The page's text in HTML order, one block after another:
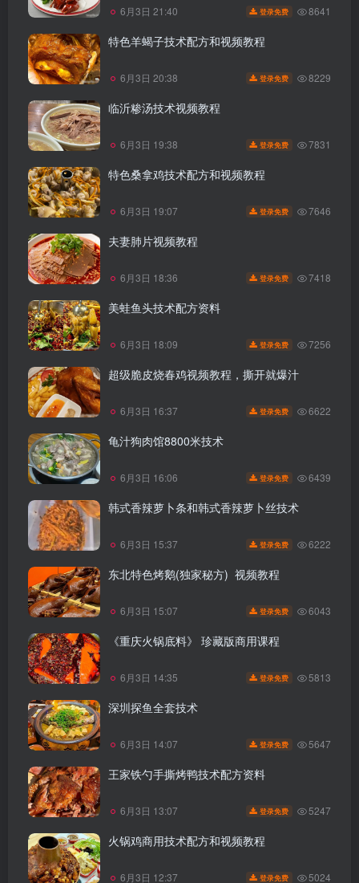
6月3日 21:40 登录免费 8641
特色羊蝎子技术配方和视频教程
6月3日 20:38 登录免费 8229
临沂糁汤技术视频教程
6月3日 19:38 登录免费 7831
特色桑拿鸡技术配方和视频教程
6月3日 19:07 登录免费 7646
夫妻肺片视频教程
6月3日 18:36 登录免费 7418
美蛙鱼头技术配方资料
6月3日 18:09 登录免费 7256
超级脆皮烧春鸡视频教程，撕开就爆汁
6月3日 16:37 登录免费 6622
龟汁狗肉馆8800米技术
6月3日 16:06 登录免费 6439
韩式香辣萝卜条和韩式香辣萝卜丝技术
6月3日 15:37 登录免费 6222
东北特色烤鹅(独家秘方) 视频教程
6月3日 15:07 登录免费 6043
《重庆火锅底料》 珍藏版商用课程
6月3日 14:35 登录免费 5813
深圳探鱼全套技术
6月3日 14:07 登录免费 5647
王家铁勺手撕烤鸭技术配方资料
6月3日 13:07 登录免费 5247
火锅鸡商用技术配方和视频教程
6月3日 12:37 登录免费 5024